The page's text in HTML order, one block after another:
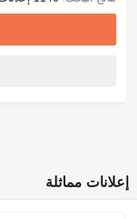
إعلانات مماثلة